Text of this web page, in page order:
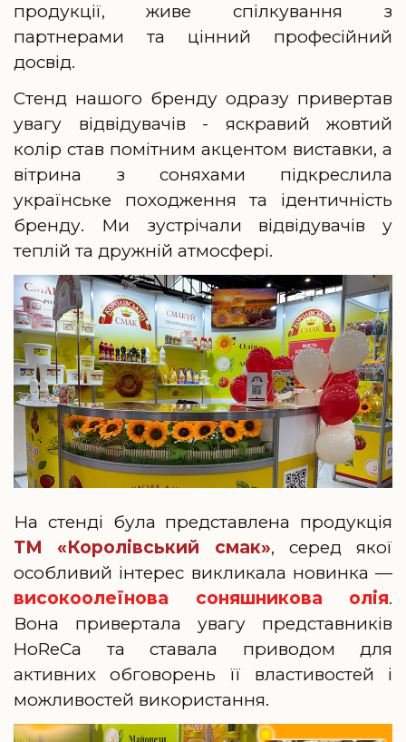
продукції, живе спілкування з
партнерами та цінний професійний
досвід.
Стенд нашого бренду одразу привертав
увагу відвідувачів - яскравий жовтий
колір став помітним акцентом виставки, а
вітрина з соняхами підкреслила
українське походження та ідентичність
бренду. Ми зустрічали відвідувачів у
теплій та дружній атмосфері.
На стенді була представлена продукція
ТМ «Королівський смак», серед якої
особливий інтерес викликала новинка —
високоолеїнова соняшникова олія.
Вона привертала увагу представників
HoReCa та ставала приводом для
активних обговорень її властивостей і
можливостей використання.